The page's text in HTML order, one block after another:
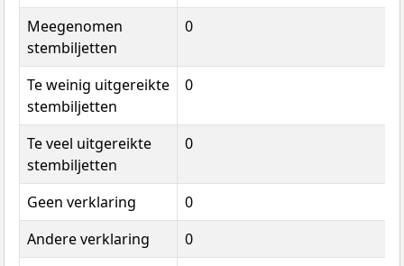
Meegenomen
stembiljetten
0
Te weinig uitgereikte
stembiljetten
0
Te veel uitgereikte
stembiljetten
0
Geen verklaring
0
Andere verklaring
0